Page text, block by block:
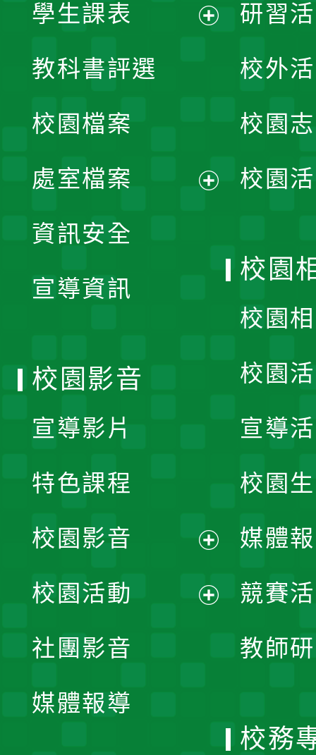
學生課表
單
教科書評選
校園檔案
處室檔案
資訊安全
宣導資訊
研習
校外
校園
校園
校園
校園
校園
宣導
校園
媒體
競賽
教師
校園影音
宣導影片
特色課程
校園影音
開
校園活動
社團影音
媒體報導
校務